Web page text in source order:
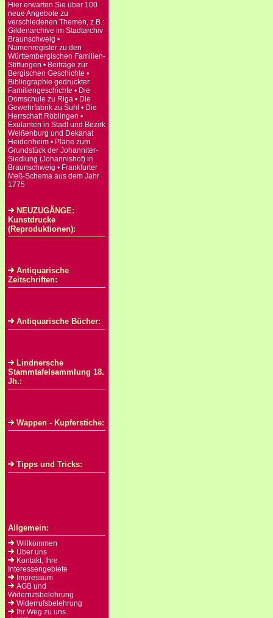
Hier erwarten Sie über 100
neue Angebote zu
verschiedenen Themen, z.B.:
Gildenarchive im Stadtarchiv
Braunschweig •
Namenregister zu den
Württembergischen Familien-
Stiftungen • Beiträge zur
Bergischen Geschichte •
Bibliographie gedruckter
Familiengeschichte • Die
Domschule zu Riga • Die
Gewehrfabrik zu Suhl • Die
Herrschaft Röblingen •
Exulanten in Stadt und Bezirk
Weißenburg und Dekanat
Heidenheim • Pläne zum
Grundstück der Johanniter-
Siedlung (Johannishof) in
Braunschweig • Frankfurter
Meß-Schema aus dem Jahr
1775
NEUZUGÄNGE:
Kunstdrucke
(Reproduktionen):
Antiquarische
Zeitschriften:
Antiquarische Bücher:
Lindnersche
Stammtafelsammlung 18.
Jh.:
Wappen - Kupferstiche:
Tipps und Tricks:
Allgemein:
Willkommen
Über uns
Kontakt, Ihre
Interessengebiete
Impressum
AGB und
Widerrufsbelehrung
Widerrufsbelehrung
Ihr Weg zu uns